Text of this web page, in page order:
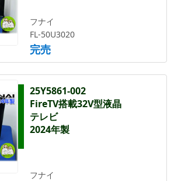
フナイ
FL-50U3020
完売
25Y5861-002
FireTV搭載32V型液晶
テレビ
2024年製
フナイ